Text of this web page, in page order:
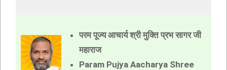
परम पूज्य आचार्य श्री मुक्ति प्रभ सागर जी
महाराज
Param Pujya Aacharya Shree